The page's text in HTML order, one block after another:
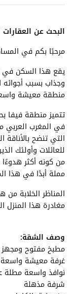
البحث عن
مرحبًا بكم في
يقع هذا السكن في
وجذاب بسبب أجوائه
منطقة معيشة
تتميز منطقة فيفا
في المغرب العربي
التي تنضح بالأناقة
للعائلات وأولئك
من كونه أكثر هدوءًا
مملة أبدًا في هذا
المناظر الخلابة
مغادرة هذا المنزل
وصف الشقة:
مطبخ مفتوح ومجهز
غرفة معيشة واسعة
نوافذ واسعة مطلة
شرفة مذهلة